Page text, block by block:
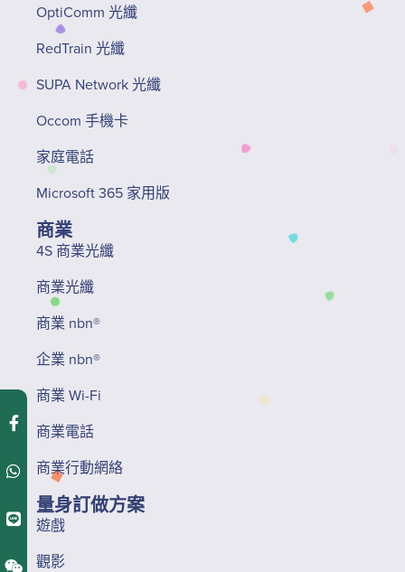
OptiComm 光纖
RedTrain 光纖
SUPA Network 光纖
Occom 手機卡
家庭電話
Microsoft 365 家用版
商業
4S 商業光纖
商業光纖
商業 nbn®
企業 nbn®
商業 Wi-Fi
商業電話
商業行動網絡
量身訂做方案
遊戲
觀影